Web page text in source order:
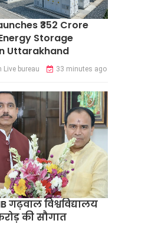
₹352 Crore
Storage
Uttarakhand
Live bureau 33 minutes ago
गढ़वाल विश्वविद्यालय
की सौगात